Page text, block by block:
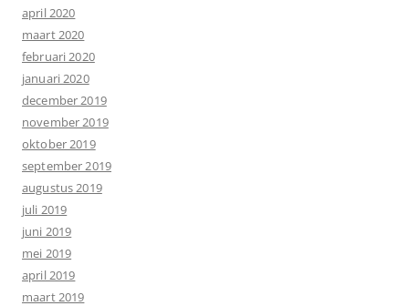
april 2020
maart 2020
februari 2020
januari 2020
december 2019
november 2019
oktober 2019
september 2019
augustus 2019
juli 2019
juni 2019
mei 2019
april 2019
maart 2019